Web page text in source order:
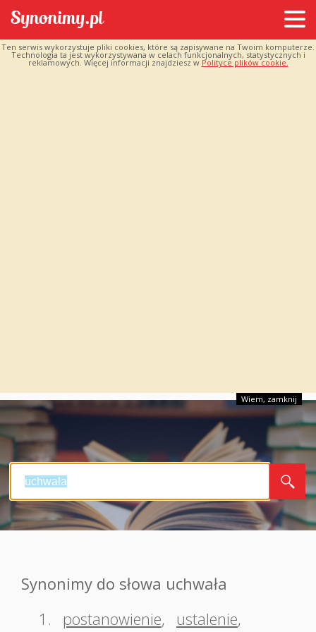
Ten serwis wykorzystuje pliki cookies, które są zapisywane na Twoim komputerze.
Technologia ta jest wykorzystywana w celach funkcjonalnych, statystycznych i
reklamowych. Więcej informacji znajdziesz w Polityce plików cookie.
Wiem, zamknij
Synonimy do słowa uchwała
1.
postanowienie, ustalenie,